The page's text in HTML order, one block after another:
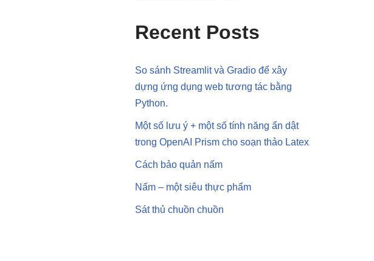
Recent Posts
So sánh Streamlit và Gradio để xây
dựng ứng dụng web tương tác bằng
Python.
Một số lưu ý + một số tính năng ẩn dật
trong OpenAI Prism cho soạn thảo Latex
Cách bảo quản nấm
Nấm – một siêu thực phẩm
Sát thủ chuồn chuồn